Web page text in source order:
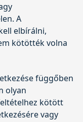
A
elbírálni,
kötötték volna
függőben
olyan
kötött
vagy